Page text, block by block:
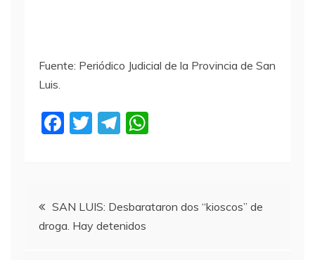
Fuente: Periódico Judicial de la Provincia de San
Luis.
F
b
o
T
T
a
m
A
Navegación
de
SAN LUIS: Desbarataron dos “kioscos” de
droga. Hay detenidos